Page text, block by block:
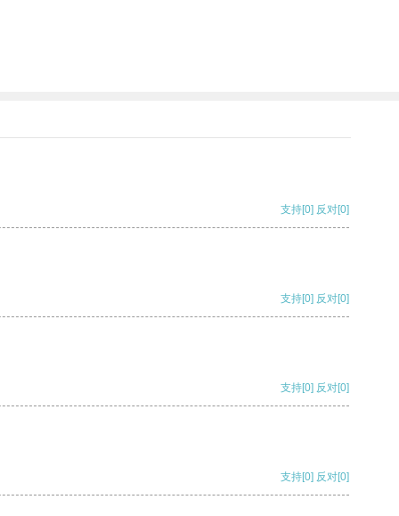
支持[0] 反对[0]
支持[0] 反对[0]
支持[0] 反对[0]
支持[0] 反对[0]